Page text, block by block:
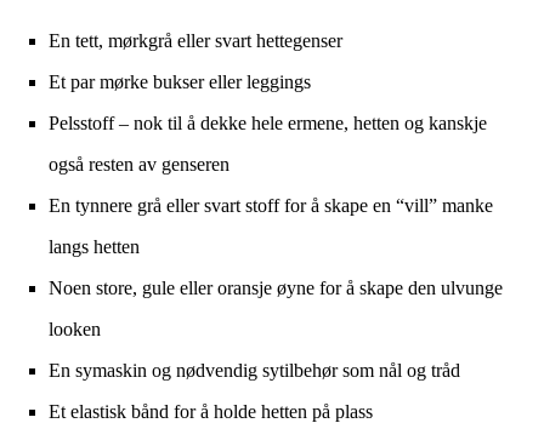
En tett, mørkgrå eller svart hettegenser
Et par mørke bukser eller leggings
Pelsstoff – nok til å dekke hele ermene, hetten og kanskje
også resten av genseren
En tynnere grå eller svart stoff for å skape en “vill” manke
langs hetten
Noen store, gule eller oransje øyne for å skape den ulvunge
looken
En symaskin og nødvendig sytilbehør som nål og tråd
Et elastisk bånd for å holde hetten på plass